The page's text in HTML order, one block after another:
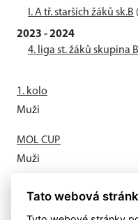
I. A tř. starších žáků sk.B
2023 - 2024
4. liga st. žáků skupina B
1. kolo
Muži
MOL CUP
Muži
Letní příprava odstartovala
Tato webová